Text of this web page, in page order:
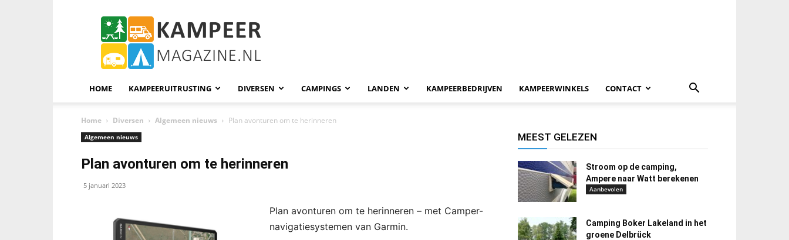
KampeerMagazine
HOME KAMPEERUITRUSTING DIVERSEN CAMPINGS LANDEN KAMPEERBEDRIJVEN KAMPEERWINKELS CONTACT
Home Diversen Algemeen nieuws Plan avonturen om te herinneren
Algemeen nieuws
Plan avonturen om te herinneren
5 januari 2023
Plan avonturen om te herinneren – met Camper-
navigatiesystemen van Garmin.
MEEST GELEZEN
Stroom op de camping,
Ampere naar Watt berekenen
Aanbevolen
Camping Boker Lakeland in het
groene Delbrück